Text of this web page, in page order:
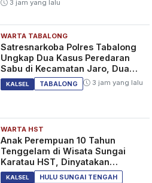
3 jam yang lalu
WARTA TABALONG
Satresnarkoba Polres Tabalong
Ungkap Dua Kasus Peredaran
Sabu di Kecamatan Jaro, Dua
Pelaku Diamankan
KALSEL TABALONG 3 jam yang lalu
WARTA HST
Anak Perempuan 10 Tahun
Tenggelam di Wisata Sungai
Karatau HST, Dinyatakan
Meninggal Dunia
KALSEL
HULU SUNGAI TENGAH